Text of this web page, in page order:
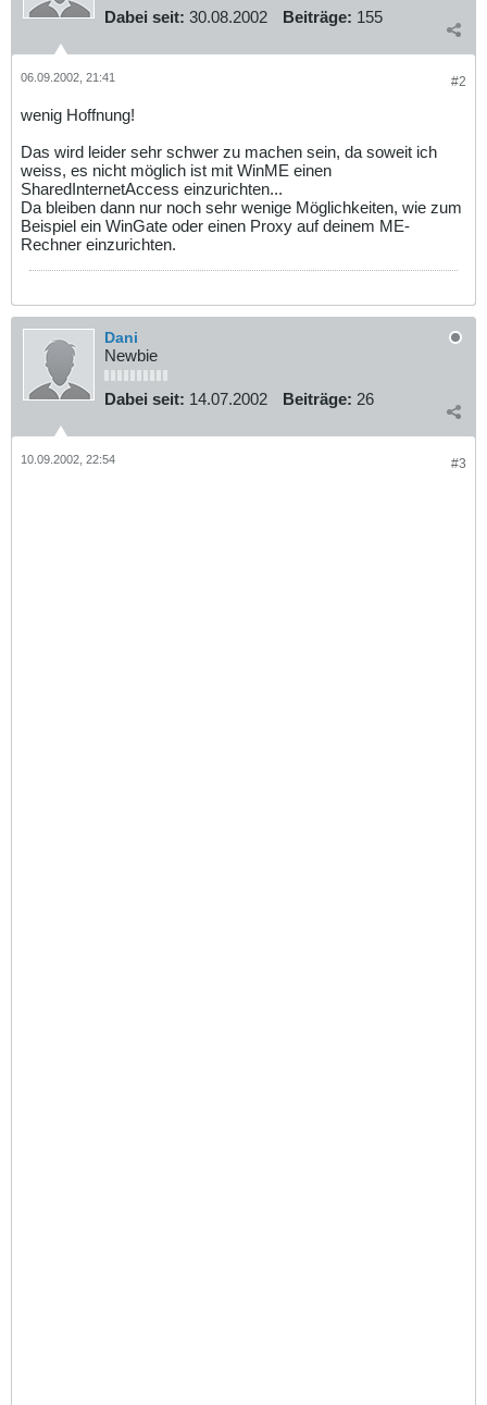
Dabei seit: 30.08.2002 Beiträge: 155
#2
06.09.2002, 21:41
wenig Hoffnung!
Das wird leider sehr schwer zu machen sein, da soweit ich
weiss, es nicht möglich ist mit WinME einen
SharedInternetAccess einzurichten...
Da bleiben dann nur noch sehr wenige Möglichkeiten, wie zum
Beispiel ein WinGate oder einen Proxy auf deinem ME-
Rechner einzurichten.
Dani
Newbie
Dabei seit: 14.07.2002 Beiträge: 26
#3
10.09.2002, 22:54